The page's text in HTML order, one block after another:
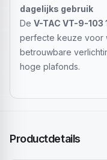
dagelijks gebruik
De V-TAC VT-9-103
perfecte keuze voor
betrouwbare
hoge plafonds.
Productdetails